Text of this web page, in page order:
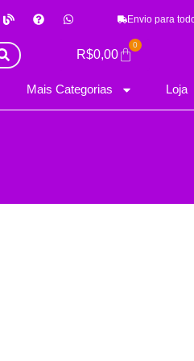
R$0,00
0
Carrinho
Mais Categorias Loja
B
l
g
Q
u
n
c
W
h
p
Envio para